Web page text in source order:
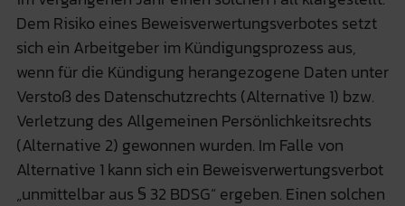
Dem Risiko eines Beweisverwertungsverbotes setzt
sich ein Arbeitgeber im Kündigungsprozess aus,
wenn für die Kündigung herangezogene Daten unter
Verstoß des Datenschutzrechts (Alternative 1) bzw.
Verletzung des Allgemeinen Persönlichkeitsrechts
(Alternative 2) gewonnen wurden. Im Falle von
Alternative 1 kann sich ein Beweisverwertungsverbot
„unmittelbar aus § 32 BDSG“ ergeben. Einen solchen